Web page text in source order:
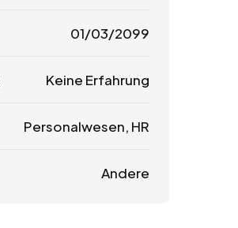
01/03/2099
Keine Erfahrung
Personalwesen, HR
Andere